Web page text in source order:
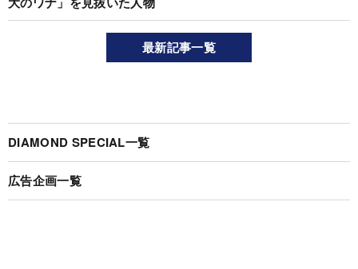
最新記事一覧
DIAMOND SPECIAL一覧
広告企画一覧